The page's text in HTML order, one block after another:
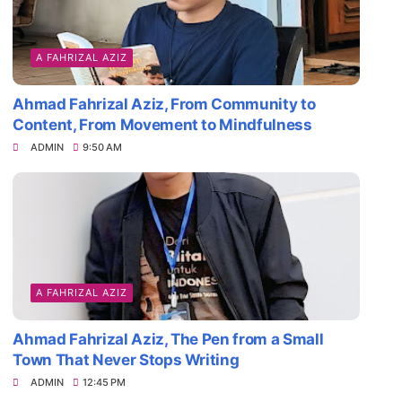
A FAHRIZAL AZIZ
Ahmad Fahrizal Aziz, From Community to
Content, From Movement to Mindfulness
ADMIN 9:50 AM
A FAHRIZAL AZIZ
Ahmad Fahrizal Aziz, The Pen from a Small
Town That Never Stops Writing
ADMIN 12:45 PM